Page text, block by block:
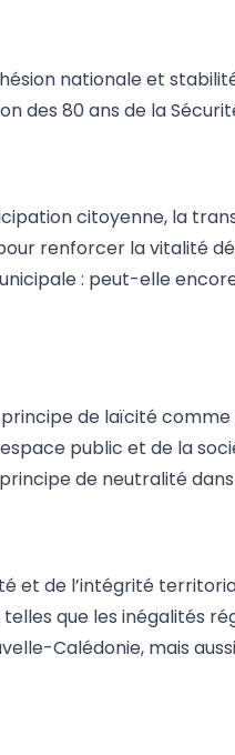
nationale et
des 80 ans de la
citoyenne, la
renforcer la vitalité
: peut-elle
de laïcité
public et de la
de neutralité dans
et de l’intégrité
que les inégalités
Calédonie, mais